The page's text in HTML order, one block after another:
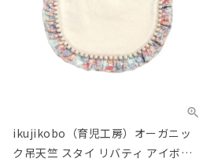
ikujikobo（育児工房）オーガニッ
ク吊天竺 スタイ リバティ アイボリ